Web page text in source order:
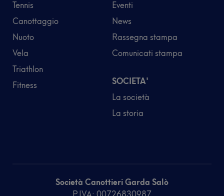
Tennis
Canottaggio
Nuoto
Vela
Triathlon
Fitness
Eventi
News
Rassegna stampa
Comunicati stampa
SOCIETA'
La società
La storia
Società Canottieri Garda Salò